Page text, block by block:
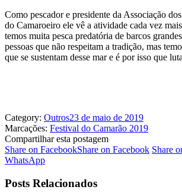
Como pescador e presidente da Associação
do Camaroeiro ele vê a atividade cada vez
temos muita pesca predatória de barcos
pessoas que não respeitam a tradição, mas
que se sustentam desse mar e é por isso que
Category: Outros23 de maio de 2019
Marcações: Festival do Camarão 2019
Compartilhar esta postagem
Share on FacebookShare on Facebook Share
WhatsApp
Posts Relacionados